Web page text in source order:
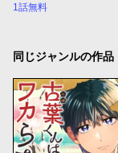
1話無料
同じジャンルの作品